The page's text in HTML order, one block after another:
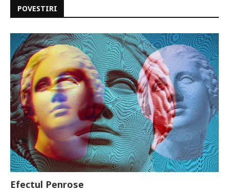
POVESTIRI
Efectul Penrose